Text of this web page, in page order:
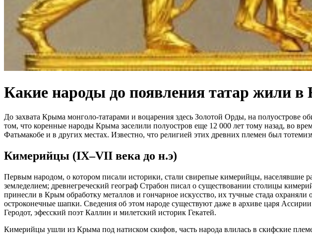
Какие народы до появления татар жили
До захвата Крыма монголо-татарами и воцарения здесь Золотой Орды, на полуострове
том, что коренные народы Крыма заселили полуостров еще 12 000 лет тому назад, во
Фатьмакобе и в других местах. Известно, что религией этих древних племен был
Кимерийцы (IХ–VII века до н.э)
Первым народом, о котором писали историки, стали свирепые кимерийцы,
земледелием; древнегреческий географ Страбон писал о существовании столицы
принесли в Крым обработку металлов и гончарное искусство, их тучные стада
остроконечные шапки. Сведения об этом народе существуют даже в архиве царя
Геродот, эфесский поэт Каллин и милетский историк Гекатей.
Кимерийцы ушли из Крыма под натиском скифов, часть народа влилась в скифские